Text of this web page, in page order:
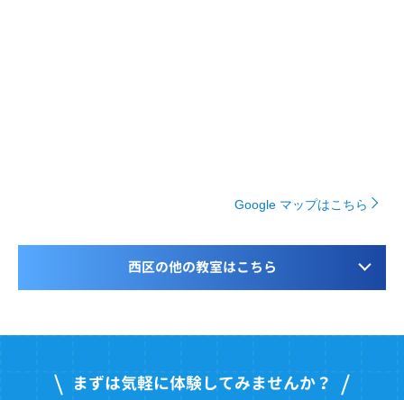
Google マップはこちら
西区の他の教室はこちら
まずは気軽に体験してみませんか？